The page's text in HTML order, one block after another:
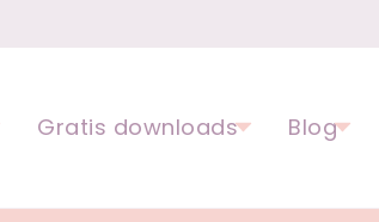
| Pedagogisch
Gratis downloads Blog